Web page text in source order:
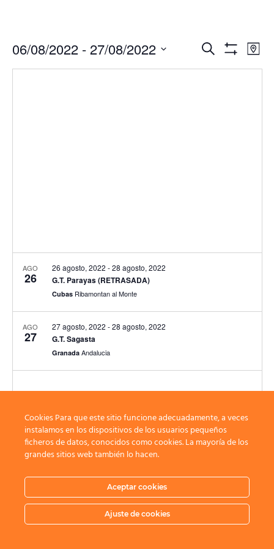
Buscar
Filtros
de
Mapa
06/08/2022 - 27/08/2022
AGO
26
26 agosto, 2022 -28 agosto, 2022
G.T. Parayas (RETRASADA)
Cubas Ribamontan al Monte
AGO
27
27 agosto, 2022 -28 agosto, 2022
G.T. Sagasta
Granada Andalucia
Eventos
anteriores Hoy Eventos
siguientes
Cookies Para que este sitio funcione adecuadamente, a veces
instalamos en los dispositivos de los usuarios pequeños
ficheros de datos, conocidos como cookies. La mayoría de los
grandes sitios web también lo hacen.
Aceptar cookies
Ajuste de cookies